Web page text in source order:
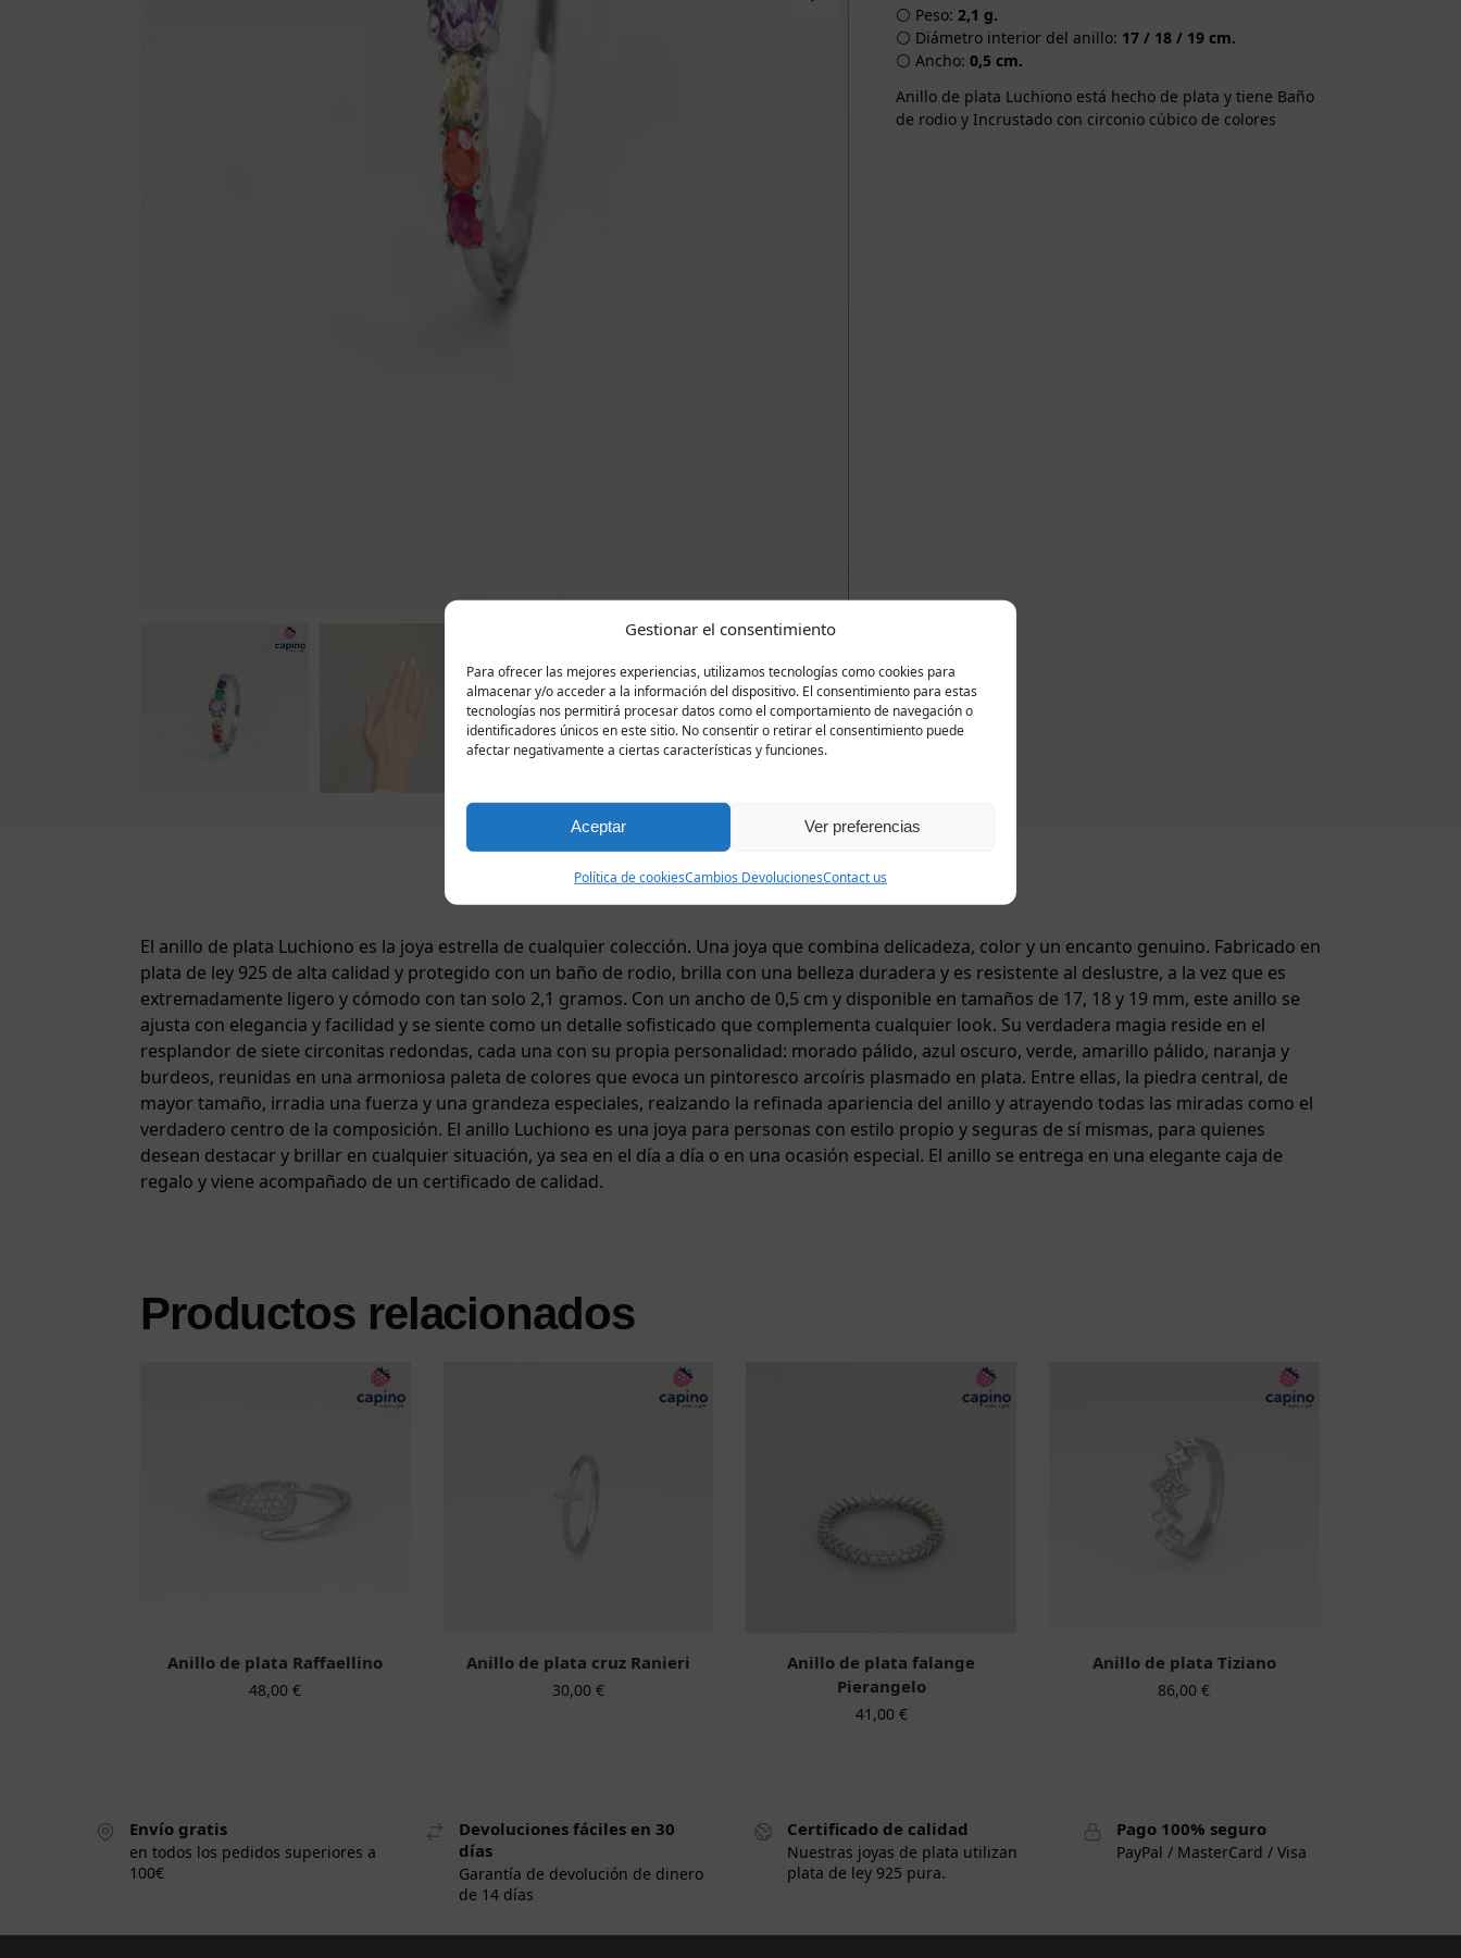
Gestionar el consentimiento
Para ofrecer las mejores experiencias, utilizamos tecnologías como cookies para
almacenar y/o acceder a la información del dispositivo. El consentimiento para estas
tecnologías nos permitirá procesar datos como el comportamiento de navegación o
identificadores únicos en este sitio. No consentir o retirar el consentimiento puede
afectar negativamente a ciertas características y funciones.
Aceptar Ver preferencias
Política de cookiesCambios DevolucionesContact us
⚪ Peso:2,1 g.
⚪ Diámetro interior del anillo: 17 / 18 / 19 cm.
⚪ Ancho:0,5 cm.
Anillo de plata Luchiono está hecho de plata y tiene Baño
de rodio y Incrustado con circonio cúbico de colores
Descripción Valoraciones 0
El anillo de plata Luchiono es la joya estrella de cualquier colección. Una joya que combina delicadeza, color y un encanto genuino. Fabricado en
plata de ley 925 de alta calidad y protegido con un baño de rodio, brilla con una belleza duradera y es resistente al deslustre, a la vez que es
extremadamente ligero y cómodo con tan solo 2,1 gramos. Con un ancho de 0,5 cm y disponible en tamaños de 17, 18 y 19 mm, este anillo se
ajusta con elegancia y facilidad y se siente como un detalle sofisticado que complementa cualquier look. Su verdadera magia reside en el
resplandor de siete circonitas redondas, cada una con su propia personalidad: morado pálido, azul oscuro, verde, amarillo pálido, naranja y
burdeos, reunidas en una armoniosa paleta de colores que evoca un pintoresco arcoíris plasmado en plata. Entre ellas, la piedra central, de
mayor tamaño, irradia una fuerza y ​​una grandeza especiales, realzando la refinada apariencia del anillo y atrayendo todas las miradas como el
verdadero centro de la composición. El anillo Luchiono es una joya para personas con estilo propio y seguras de sí mismas, para quienes
desean destacar y brillar en cualquier situación, ya sea en el día a día o en una ocasión especial. El anillo se entrega en una elegante caja de
regalo y viene acompañado de un certificado de calidad.
Productos relacionados
Anillo de plata Raffaellino
48,00€
Anillo de plata cruz Ranieri
30,00 €
Anillo de plata falange
Pierangelo
41,00 €
Anillo de plata Tiziano
86,00€
Envío gratis
en todos los pedidos superiores a
100€
Devoluciones fáciles en 30
días
Garantía de devolución de dinero
de 14 días
Certificado de calidad
Nuestras joyas de plata utilizan
plata de ley 925 pura.
Pago 100% seguro
PayPal / MasterCard / Visa